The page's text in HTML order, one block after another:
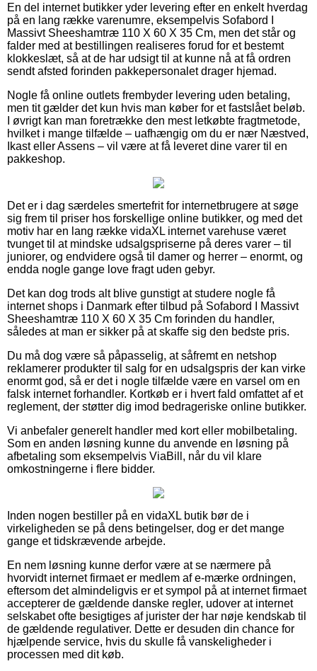
En del internet butikker yder levering efter en enkelt hverdag
på en lang række varenumre, eksempelvis Sofabord I
Massivt Sheeshamtræ 110 X 60 X 35 Cm, men det står og
falder med at bestillingen realiseres forud for et bestemt
klokkeslæt, så at de har udsigt til at kunne nå at få ordren
sendt afsted forinden pakkepersonalet drager hjemad.
Nogle få online outlets frembyder levering uden betaling,
men tit gælder det kun hvis man køber for et fastslået beløb.
I øvrigt kan man foretrække den mest letkøbte fragtmetode,
hvilket i mange tilfælde – uafhængig om du er nær Næstved,
Ikast eller Assens – vil være at få leveret dine varer til en
pakkeshop.
Det er i dag særdeles smertefrit for internetbrugere at søge
sig frem til priser hos forskellige online butikker, og med det
motiv har en lang række vidaXL internet varehuse været
tvunget til at mindske udsalgspriserne på deres varer – til
juniorer, og endvidere også til damer og herrer – enormt, og
endda nogle gange love fragt uden gebyr.
Det kan dog trods alt blive gunstigt at studere nogle få
internet shops i Danmark efter tilbud på Sofabord I Massivt
Sheeshamtræ 110 X 60 X 35 Cm forinden du handler,
således at man er sikker på at skaffe sig den bedste pris.
Du må dog være så påpasselig, at såfremt en netshop
reklamerer produkter til salg for en udsalgspris der kan virke
enormt god, så er det i nogle tilfælde være en varsel om en
falsk internet forhandler. Kortkøb er i hvert fald omfattet af et
reglement, der støtter dig imod bedrageriske online butikker.
Vi anbefaler generelt handler med kort eller mobilbetaling.
Som en anden løsning kunne du anvende en løsning på
afbetaling som eksempelvis ViaBill, når du vil klare
omkostningerne i flere bidder.
Inden nogen bestiller på en vidaXL butik bør de i
virkeligheden se på dens betingelser, dog er det mange
gange et tidskrævende arbejde.
En nem løsning kunne derfor være at se nærmere på
hvorvidt internet firmaet er medlem af e-mærke ordningen,
eftersom det almindeligvis er et sympol på at internet firmaet
accepterer de gældende danske regler, udover at internet
selskabet ofte besigtiges af jurister der har nøje kendskab til
de gældende regulativer. Dette er desuden din chance for
hjælpende service, hvis du skulle få vanskeligheder i
processen med dit køb.